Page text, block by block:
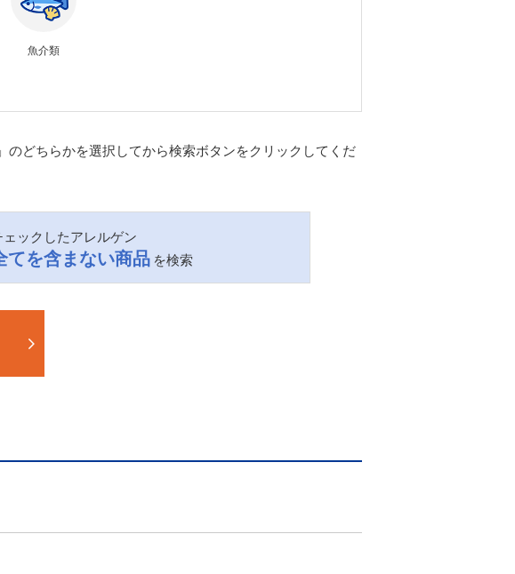
魚介類
」のどちらかを選択してから検索ボタンをクリックしてくだ
ェックしたアレルゲン
てを含まない商品 を検索